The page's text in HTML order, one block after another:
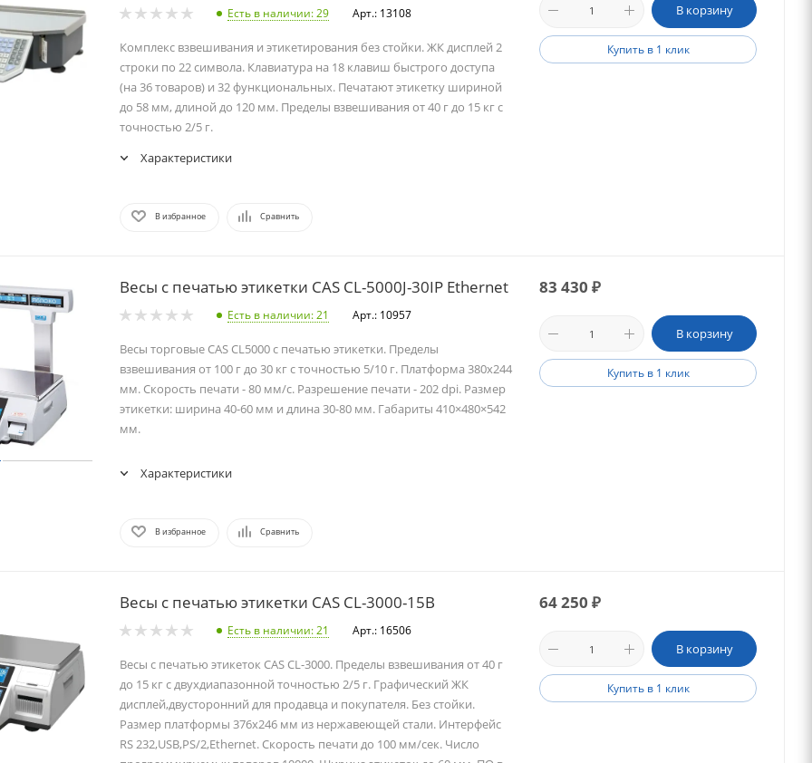
Есть в наличии: 29 Арт.: 13108
Комплекс взвешивания и этикетирования без стойки. ЖК дисплей 2
строки по 22 символа. Клавиатура на 18 клавиш быстрого доступа
(на 36 товаров) и 32 функциональных. Печатают этикетку шириной
до 58 мм, длиной до 120 мм. Пределы взвешивания от 40 г до 15 кг с
точностью 2/5 г.
Характеристики
В избранное Сравнить
В корзину
Купить в 1 клик
Весы с печатью этикетки CAS CL-5000J-30IP Ethernet
Есть в наличии: 21 Арт.: 10957
Весы торговые CAS CL5000 с печатью этикетки. Пределы
взвешивания от 100 г до 30 кг с точностью 5/10 г. Платформа 380х244
мм. Скорость печати - 80 мм/с. Разрешение печати - 202 dpi. Размер
этикетки: ширина 40-60 мм и длина 30-80 мм. Габариты 410×480×542
мм.
Характеристики
В избранное Сравнить
83 430 ₽
В корзину
Купить в 1 клик
Весы с печатью этикетки CAS CL-3000-15B
Есть в наличии: 21 Арт.: 16506
Весы с печатью этикеток CAS CL-3000. Пределы взвешивания от 40 г
до 15 кг с двухдиапазонной точностью 2/5 г. Графический ЖК
дисплей,двусторонний для продавца и покупателя. Без стойки.
Размер платформы 376x246 мм из нержавеющей стали. Интерфейс
RS 232,USB,PS/2,Ethernet. Скорость печати до 100 мм/сек. Число
64 250 ₽
В корзину
Купить в 1 клик